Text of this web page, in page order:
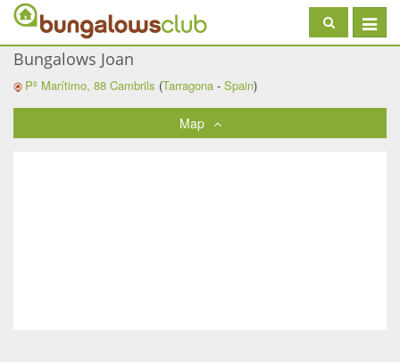
Toggle
Bungalows Joan
Pº Marítimo, 88Cambrils (Tarragona -Spain)
Map